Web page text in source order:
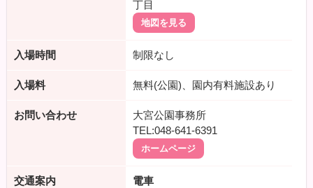
丁目
地図を見る
入場時間 制限なし
入場料 無料(公園)、園内有料施設あり
お問い合わせ
大宮公園事務所
TEL:048-641-6391
ホームページ
交通案内 電車